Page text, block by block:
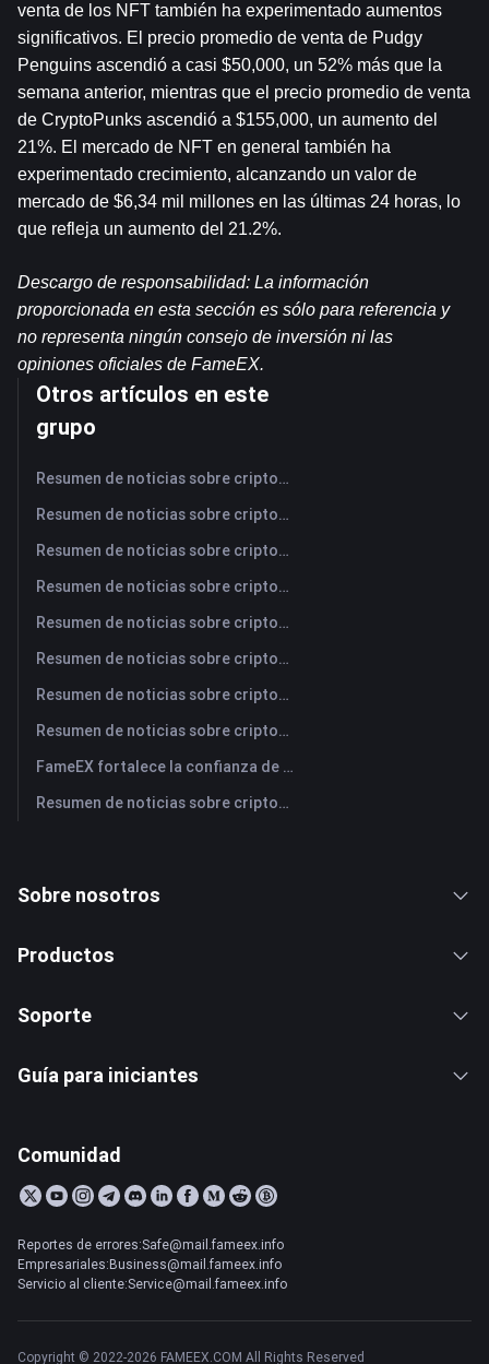
venta de los NFT también ha experimentado aumentos
significativos. El precio promedio de venta de Pudgy
Penguins ascendió a casi $50,000, un 52% más que la
semana anterior, mientras que el precio promedio de venta
de CryptoPunks ascendió a $155,000, un aumento del
21%. El mercado de NFT en general también ha
experimentado crecimiento, alcanzando un valor de
mercado de $6,34 mil millones en las últimas 24 horas, lo
que refleja un aumento del 21.2%.
Descargo de responsabilidad: La información
proporcionada en esta sección es sólo para referencia y
no representa ningún consejo de inversión ni las
opiniones oficiales de FameEX.
Otros artículos en este
grupo
Resumen de noticias sobre criptomonedas de FameEX de hoy | 7 de agosto de 2026
Resumen de noticias sobre criptomonedas de FameEX de hoy | 6 de agosto de 2026
Resumen de noticias sobre criptomonedas de FameEX de hoy | 5 de agosto de 2026
Resumen de noticias sobre criptomonedas de FameEX de hoy | 4 de agosto de 2026
Resumen de noticias sobre criptomonedas de FameEX de hoy | 3 de agosto de 2026
Resumen de noticias sobre criptomonedas de FameEX de hoy | 31 de julio de 2026
Resumen de noticias sobre criptomonedas de FameEX de hoy | 30 de julio de 2026
Resumen de noticias sobre criptomonedas de FameEX de hoy | 29 de julio de 2026
FameEX fortalece la confianza de los usuarios a través de ocho años de operaciones estables y crecimiento global
Resumen de noticias sobre criptomonedas de FameEX de hoy | 28 de julio de 2026
Sobre nosotros
Productos
Soporte
Guía para iniciantes
Comunidad
Reportes de errores:Safe@mail.fameex.info
Empresariales:Business@mail.fameex.info
Servicio al cliente:Service@mail.fameex.info
Copyright © 2022-2026 FAMEEX.COM All Rights Reserved